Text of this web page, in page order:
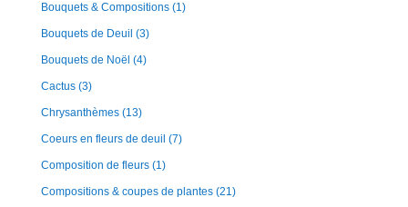
Bouquets & Compositions (1)
Bouquets de Deuil (3)
Bouquets de Noël (4)
Cactus (3)
Chrysanthèmes (13)
Coeurs en fleurs de deuil (7)
Composition de fleurs (1)
Compositions & coupes de plantes (21)